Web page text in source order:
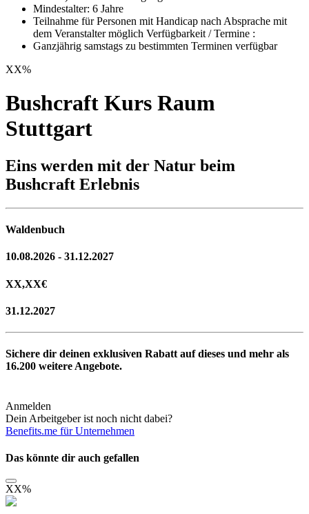
Mindestalter: 6 Jahre
Teilnahme für Personen mit Handicap nach Absprache mit
dem Veranstalter möglich Verfügbarkeit / Termine :
Ganzjährig samstags zu bestimmten Terminen verfügbar
XX%
Bushcraft Kurs Raum
Stuttgart
Eins werden mit der Natur beim
Bushcraft Erlebnis
Waldenbuch
10.08.2026 - 31.12.2027
XX,XX€
31.12.2027
Sichere dir deinen exklusiven Rabatt auf dieses und mehr als
16.200 weitere Angebote.
Anmelden
Dein Arbeitgeber ist noch nicht dabei?
Benefits.me für Unternehmen
Das könnte dir auch gefallen
XX%